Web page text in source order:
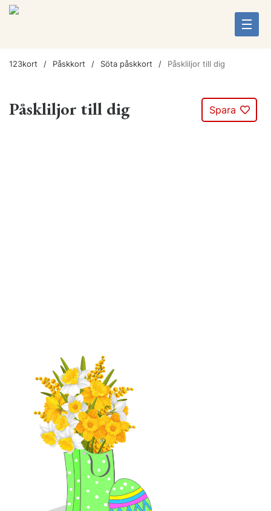
123kort Påskkort Söta påskkort Påskliljor till dig
Påskliljor till dig Spara